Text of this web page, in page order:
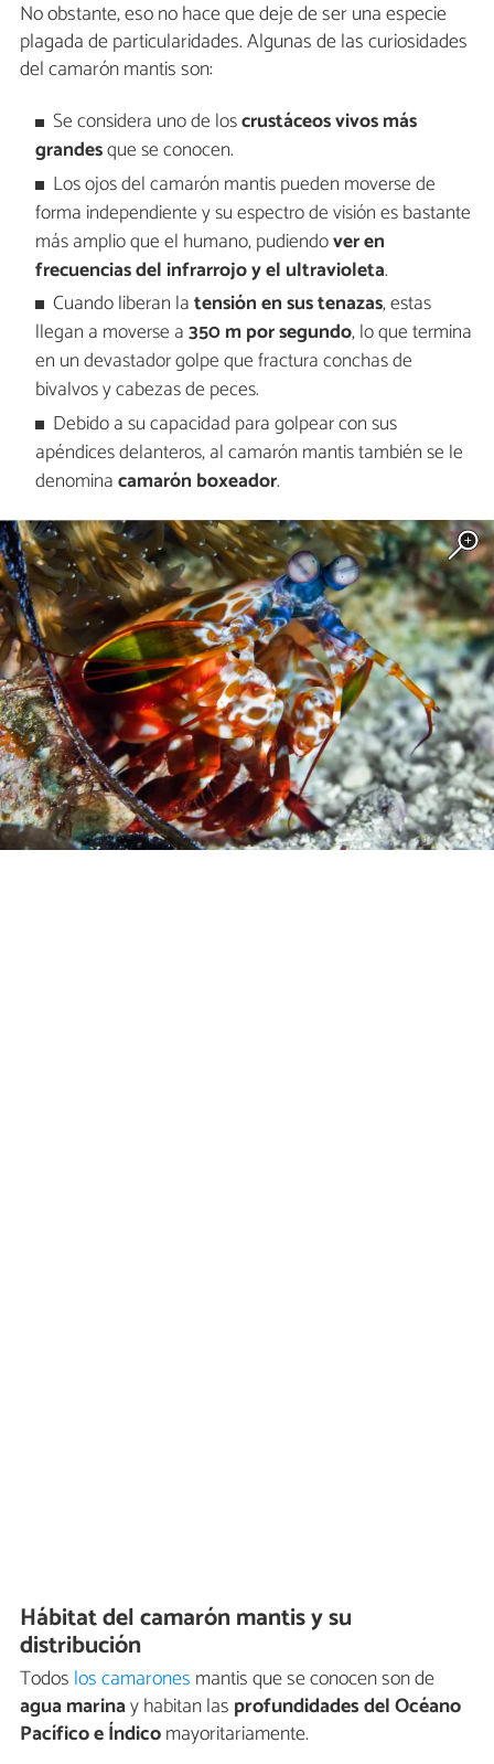
No obstante, eso no hace que deje de ser una especie
plagada de particularidades. Algunas de las curiosidades
del camarón mantis son:
Se considera uno de loscrustáceos vivos más
grandesque se conocen.
Los ojos del camarón mantis pueden moverse de
forma independiente y su espectro de visión es bastante
más amplio que el humano, pudiendover en
frecuencias del infrarrojo y el ultravioleta.
Cuando liberan latensión en sus tenazas, estas
llegan a moverse a350 m por segundo, lo que termina
en un devastador golpe que fractura conchas de
bivalvos y cabezas de peces.
Debido a su capacidad para golpear con sus
apéndices delanteros, al camarón mantis también se le
denominacamarón boxeador.
Hábitat del camarón mantis y su
distribución
Todos los camarones mantis que se conocen son de
agua marinay habitan las profundidades del Océano
Pacífico e Índicomayoritariamente.